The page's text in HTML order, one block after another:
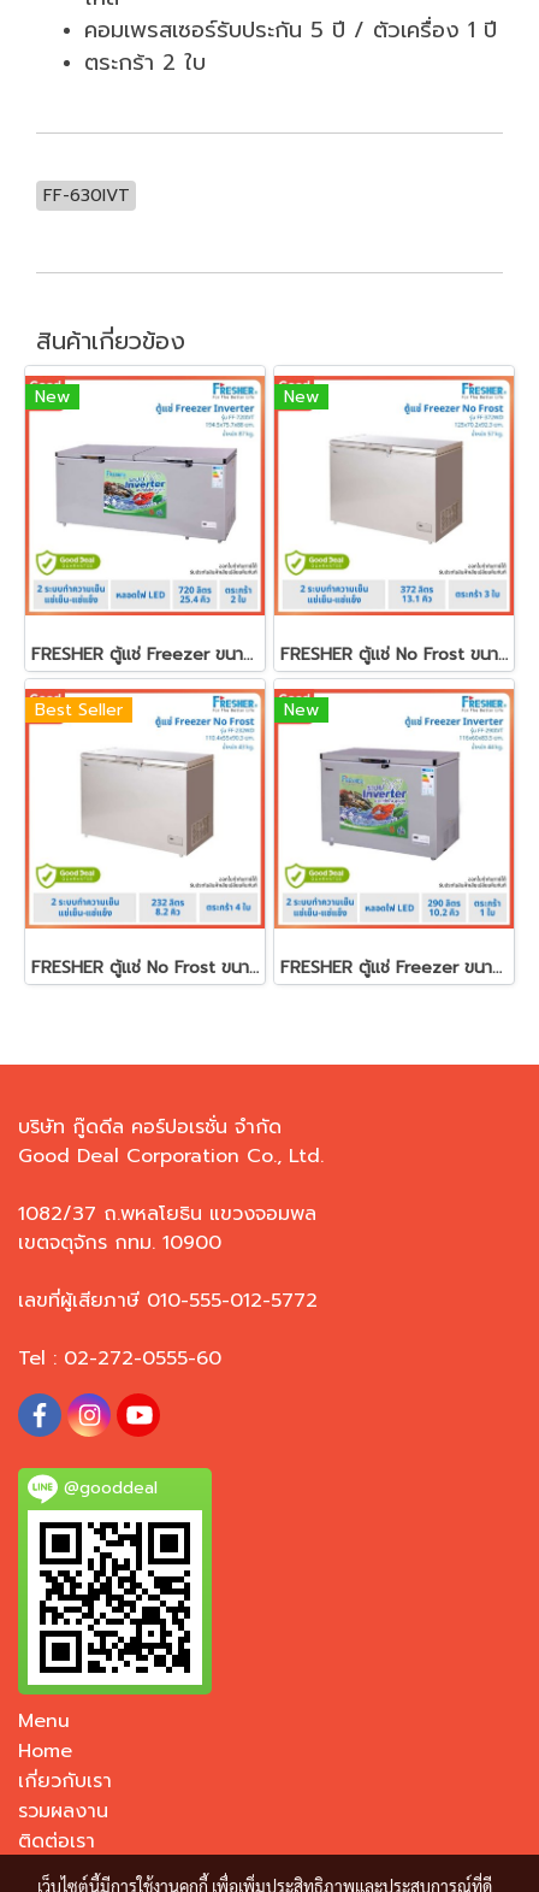
คอมเพรสเซอร์รับประกัน 5 ปี / ตัวเครื่อง 1 ปี
ตระกร้า 2 ใบ
FF-630IVT
สินค้าเกี่ยวข้อง
New
FRESHER ตู้แช่ Freezer ขนาด 25.4คิว ตระกร้า 2 ใบ รุ่น FF-720IVT
New
FRESHER ตู้แช่ No Frost ขนาด 13.1 คิว ตระกร้า 3 ใบ รุ่น FF-372WD
Best Seller
FRESHER ตู้แช่ No Frost ขนาด 8.2 คิว ตระกร้า 4 ใบ รุ่น FF-232WD
New
FRESHER ตู้แช่ Freezer ขนาด 10.2คิว ตระกร้า 1 ใบ รุ่น FF-290IVT
บริษัท กู๊ดดีล คอร์ปอเรชั่น จำกัด
Good Deal Corporation Co., Ltd.
1082/37 ถ.พหลโยธิน แขวงจอมพล
เขตจตุจักร กทม. 10900
เลขที่ผู้เสียภาษี 010-555-012-5772
Tel : 02-272-0555-60
@gooddeal
Menu
Home
เกี่ยวกับเรา
รวมผลงาน
ติดต่อเรา
เว็บไซต์นี้มีการใช้งานคุกกี้ เพื่อเพิ่มประสิทธิภาพและประสบการณ์ที่ดี